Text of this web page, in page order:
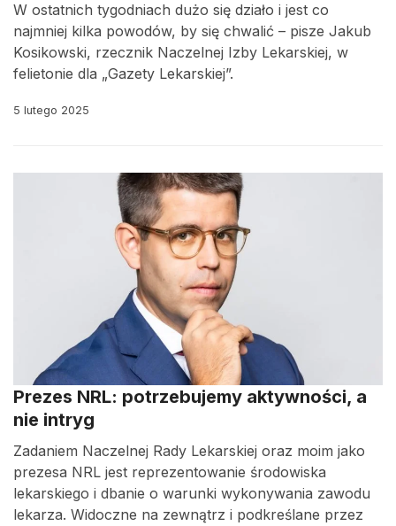
W ostatnich tygodniach dużo się działo i jest co
najmniej kilka powodów, by się chwalić – pisze Jakub
Kosikowski, rzecznik Naczelnej Izby Lekarskiej, w
felietonie dla „Gazety Lekarskiej”.
5 lutego 2025
Prezes NRL: potrzebujemy aktywności, a
nie intryg
Zadaniem Naczelnej Rady Lekarskiej oraz moim jako
prezesa NRL jest reprezentowanie środowiska
lekarskiego i dbanie o warunki wykonywania zawodu
lekarza. Widoczne na zewnątrz i podkreślane przez